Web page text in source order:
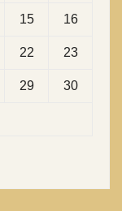
15 16
22 23
29 30